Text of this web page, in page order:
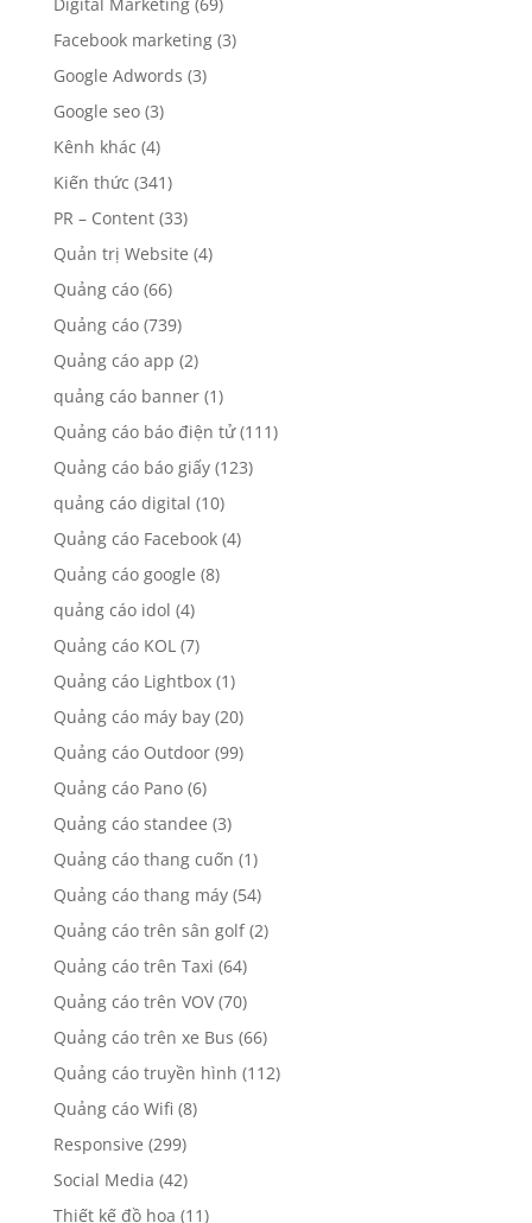
Facebook marketing(3)
Google Adwords (3)
Google seo(3)
Kênh khác (4)
Kiến thức (341)
PR – Content(33)
Quản trị Website (4)
Quảng cáo(66)
Quảng cáo(739)
Quảng cáo app (2)
quảng cáo banner(1)
Quảng cáo báo điện tử(111)
Quảng cáo báo giấy(123)
quảng cáo digital (10)
Quảng cáo Facebook(4)
Quảng cáo google (8)
quảng cáo idol (4)
Quảng cáo KOL(7)
Quảng cáo Lightbox(1)
Quảng cáo máy bay(20)
Quảng cáo Outdoor(99)
Quảng cáo Pano(6)
Quảng cáo standee (3)
Quảng cáo thang cuốn (1)
Quảng cáo thang máy(54)
Quảng cáo trên sân golf(2)
Quảng cáo trên Taxi (64)
Quảng cáo trên VOV(70)
Quảng cáo trên xe Bus (66)
Quảng cáo truyền hình (112)
Quảng cáo Wifi (8)
Responsive (299)
Social Media (42)
Thiết kế đồ họa (11)